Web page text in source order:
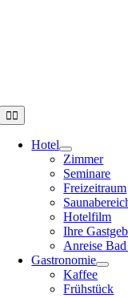
Toggle
Navigation
Hotel
Zimmer
Seminare
Freizeitraum
Hotelfilm
Ihre
Anreise
Gastronomie
Kaffee
Frühstück